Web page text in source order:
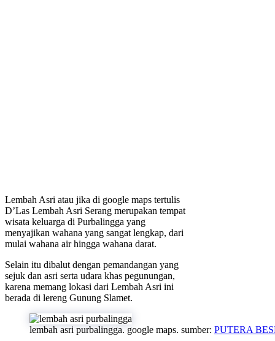
Lembah Asri atau jika di google maps tertulis
D’Las Lembah Asri Serang merupakan tempat
wisata keluarga di Purbalingga yang
menyajikan wahana yang sangat lengkap, dari
mulai wahana air hingga wahana darat.
Selain itu dibalut dengan pemandangan yang
sejuk dan asri serta udara khas pegunungan,
karena memang lokasi dari Lembah Asri ini
berada di lereng Gunung Slamet.
lembah asri purbalingga. google maps. sumber: PUTERA